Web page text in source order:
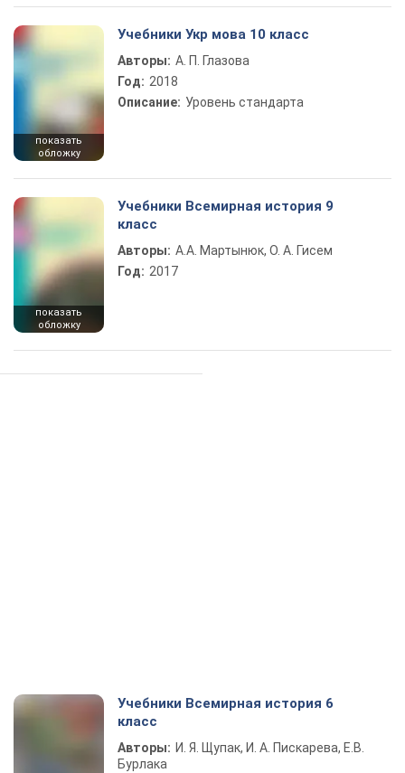
показать
обложку
Учебники Укр мова 10 класс
Авторы: А. П. Глазова
Год: 2018
Описание: Уровень стандарта
показать
обложку
Учебники Всемирная история 9
класс
Авторы: А.А. Мартынюк, О. А. Гисем
Год: 2017
Учебники Всемирная история 6
класс
Авторы: И. Я. Щупак, И. А. Пискарева, Е.В.
Бурлака